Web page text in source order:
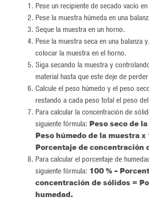
Pese un recipiente de secado vacío
Pese la muestra húmeda en una
Seque la muestra en un horno.
Pese la muestra seca en una balanza
colocar la muestra en el horno.
Siga secando la muestra y
material hasta que este deje de
Calcule el peso húmedo y el peso
restando a cada peso total el peso
Para calcular la concentración de
siguiente fórmula: Peso seco de
Peso húmedo de la muestra x
Porcentaje de concentración
Para calcular el porcentaje de
siguiente fórmula: 100 % -
concentración de sólidos =
humedad.